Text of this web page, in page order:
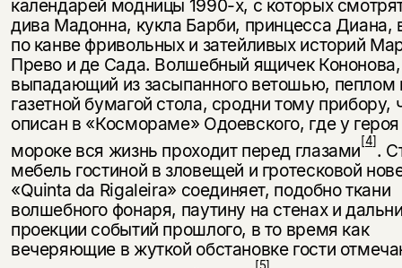
календарей модницы 1990-х, с которых
дива Мадонна, кукла Барби, принцесса Диана,
по канве фривольных и затейливых историй
Прево и де Сада. Волшебный ящичек Кононова,
выпадающий из за­сыпанного ветошью, пеплом
газетной бумагой стола, сродни тому прибору,
описан в «Космораме» Одоевского, где у
мороке вся жизнь прохо­дит перед глазами[4].
мебель гостиной в зловещей и гротесковой
«Quinta da Rigaleira» соединяет, подобно ткани
волшебного фонаря, паутину на стенах и
проекции событий прошлого, в то время как
вечеряющие в жуткой обстановке го­сти